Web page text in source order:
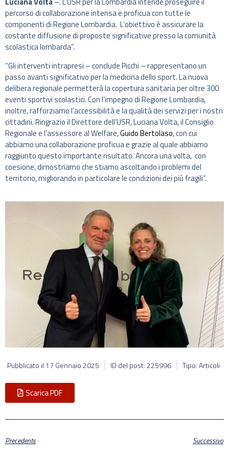
percorso di collaborazione intensa e proficua con tutte le
componenti di Regione Lombardia. L’obiettivo è assicurare la
costante diffusione di proposte significative presso la comunità
scolastica lombarda”.
“Gli interventi intrapresi – conclude Picchi – rappresentano un
passo avanti significativo per la medicina dello sport. La nuova
delibera regionale permetterà la copertura sanitaria per oltre 300
eventi sportivi scolastici. Con l’impegno di Regione Lombardia,
inoltre, rafforziamo l’accessibilità e la qualità dei servizi per i nostri
cittadini. Ringrazio il Direttore dell’USR, Luciana Volta, il Consiglio
Regionale e l’assessore al Welfare,Guido Bertolaso, con cui
abbiamo una collaborazione proficua e grazie al quale abbiamo
raggiunto questo importante risultato. Ancora una volta, con
coesione, dimostriamo che stiamo ascoltando i problemi del
territorio, migliorando in particolare le condizioni dei più fragili”.
Pubblicato il 17 Gennaio 2025 ID del post: 225996 Tipo: Articoli
Scarica PDF
Precedente Successivo